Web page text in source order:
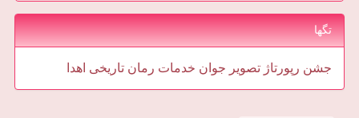
تگها
جشن رپورتاژ تصویر جوان خدمات رمان تاریخی اهدا